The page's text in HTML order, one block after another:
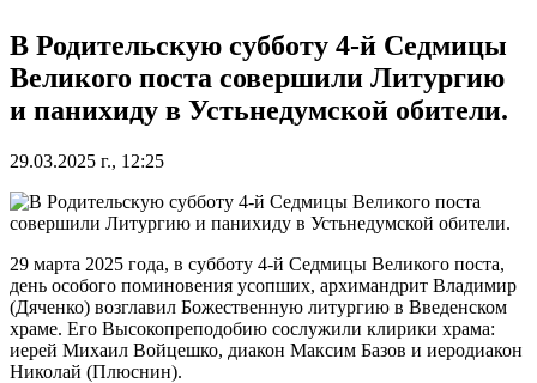
В Родительскую субботу 4-й Седмицы
Великого поста совершили Литургию
и панихиду в Устьнедумской обители.
29.03.2025 г., 12:25
29 марта 2025 года, в субботу 4-й Седмицы Великого поста,
день особого поминовения усопших, архимандрит Владимир
(Дяченко) возглавил Божественную литургию в Введенском
храме. Его Высокопреподобию сослужили клирики храма:
иерей Михаил Войцешко, диакон Максим Базов и иеродиакон
Николай (Плюснин).